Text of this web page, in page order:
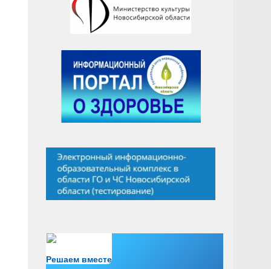
Решаем вместе